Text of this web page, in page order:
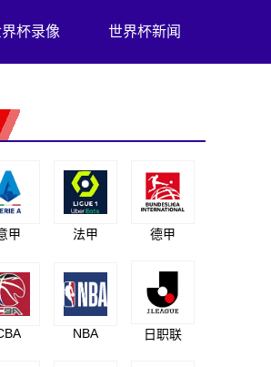
杯录像 世界杯新闻
甲 法甲 德甲
NBA 日职联